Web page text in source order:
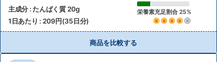
主成分 : たんぱく質 20g 栄養素充足割合 25%
1日あたり : 209円(35日分)
商品を比較する